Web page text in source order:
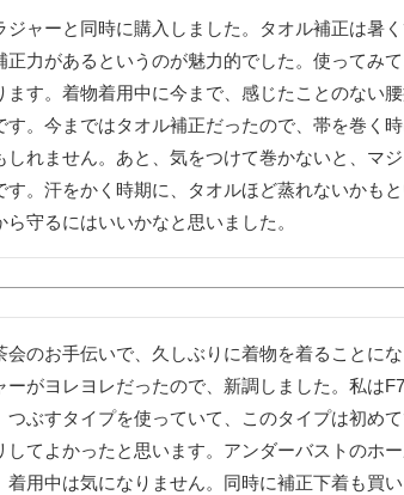
ジャーと同時に購入しました。タオル補正は暑
正力があるというのが魅力的でした。使ってみ
ます。着物着用中に今まで、感じたことのない
す。今まではタオル補正だったので、帯を巻く
しれません。あと、気をつけて巻かないと、マ
す。汗をかく時期に、タオルほど蒸れないかも
ら守るにはいいかなと思いました。
会のお手伝いで、久しぶりに着物を着ることに
ーがヨレヨレだったので、新調しました。私は
つぶすタイプを使っていて、このタイプは初め
してよかったと思います。アンダーバストのホ
着用中は気になりません。同時に補正下着も買